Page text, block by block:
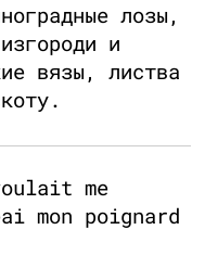
лозы,
и
вязы, листва
me
mon poignard